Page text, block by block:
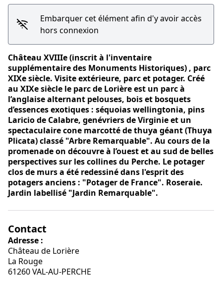
Embarquer cet élément afin d'y avoir accès
hors connexion
Château XVIIIe (inscrit à l'inventaire
supplémentaire des Monuments Historiques) , parc
XIXe siècle. Visite extérieure, parc et potager. Créé
au XIXe siècle le parc de Lorière est un parc à
l’anglaise alternant pelouses, bois et bosquets
d’essences exotiques : séquoias wellingtonia, pins
Laricio de Calabre, genévriers de Virginie et un
spectaculaire cone marcotté de thuya géant (Thuya
Plicata) classé "Arbre Remarquable". Au cours de la
promenade on découvre à l’ouest et au sud de belles
perspectives sur les collines du Perche. Le potager
clos de murs a été redessiné dans l'esprit des
potagers anciens : "Potager de France". Roseraie.
Jardin labellisé "Jardin Remarquable".
Contact
Adresse :
Château de Lorière
La Rouge
61260 VAL-AU-PERCHE